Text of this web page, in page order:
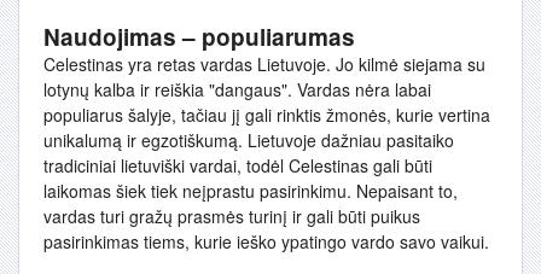
Naudojimas – populiarumas
Celestinas yra retas vardas Lietuvoje. Jo kilmė siejama su
lotynų kalba ir reiškia "dangaus". Vardas nėra labai
populiarus šalyje, tačiau jį gali rinktis žmonės, kurie vertina
unikalumą ir egzotiškumą. Lietuvoje dažniau pasitaiko
tradiciniai lietuviški vardai, todėl Celestinas gali būti
laikomas šiek tiek neįprastu pasirinkimu. Nepaisant to,
vardas turi gražų prasmės turinį ir gali būti puikus
pasirinkimas tiems, kurie ieško ypatingo vardo savo vaikui.